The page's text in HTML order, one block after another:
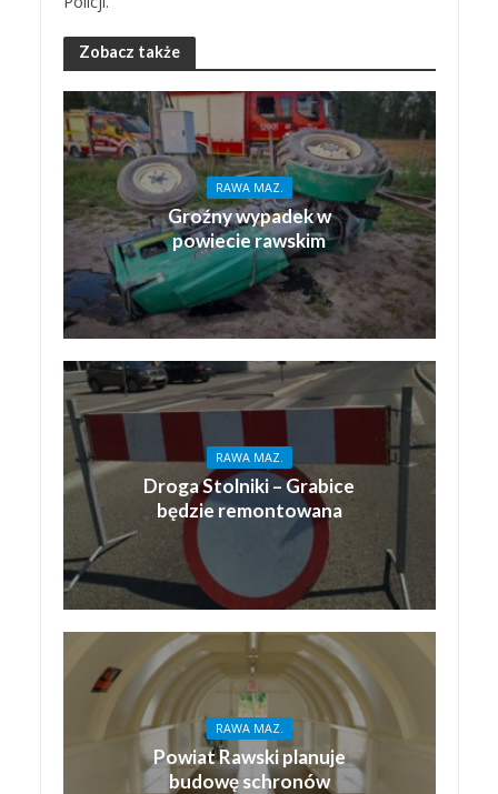
Zobacz także
RAWA MAZ.
Groźny wypadek w
powiecie rawskim
RAWA MAZ.
Droga Stolniki – Grabice
będzie remontowana
RAWA MAZ.
Powiat Rawski planuje
budowę schronów